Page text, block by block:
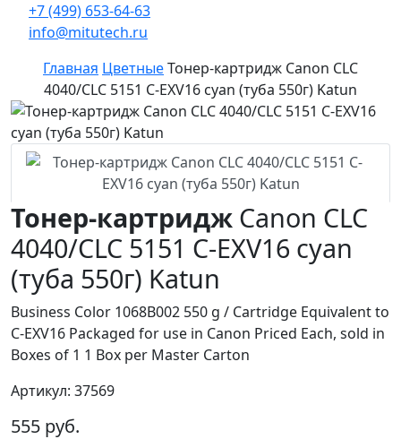
+7 (499) 653-64-63
info@mitutech.ru
Главная ЦветныеТонер-картридж Canon CLC
4040/CLC 5151 C-EXV16 cyan (туба 550г) Katun
Тонер-картридж Canon CLC
4040/CLC 5151 C-EXV16 cyan
(туба 550г) Katun
Business Color 1068B002 550 g / Cartridge Equivalent to
C-EXV16 Packaged for use in Canon Priced Each, sold in
Boxes of 1 1 Box per Master Carton
Артикул: 37569
555 руб.